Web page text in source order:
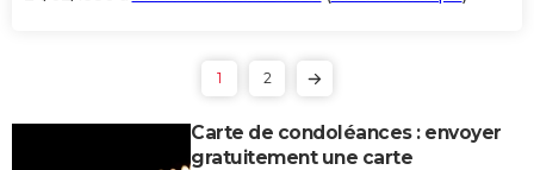
1 2
Carte de condoléances : envoyer
gratuitement une carte